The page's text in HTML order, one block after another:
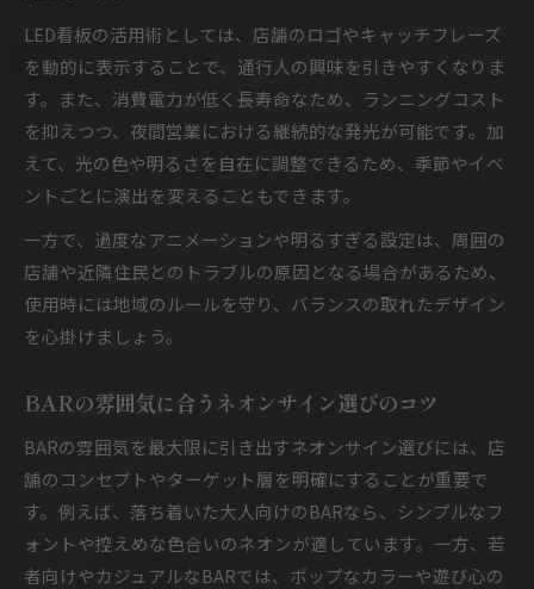
LED看板の活用術としては、店舗のロゴやキャッチフレーズ
を動的に表示することで、通行人の興味を引きやすくなりま
す。また、消費電力が低く長寿命なため、ランニングコスト
を抑えつつ、夜間営業における継続的な発光が可能です。加
えて、光の色や明るさを自在に調整できるため、季節やイベ
ントごとに演出を変えることもできます。
一方で、過度なアニメーションや明るすぎる設定は、周囲の
店舗や近隣住民とのトラブルの原因となる場合があるため、
使用時には地域のルールを守り、バランスの取れたデザイン
を心掛けましょう。
BARの雰囲気に合うネオンサイン選びのコツ
BARの雰囲気を最大限に引き出すネオンサイン選びには、店
舗のコンセプトやターゲット層を明確にすることが重要で
す。例えば、落ち着いた大人向けのBARなら、シンプルなフ
ォントや控えめな色合いのネオンが適しています。一方、若
者向けやカジュアルなBARでは、ポップなカラーや遊び心の